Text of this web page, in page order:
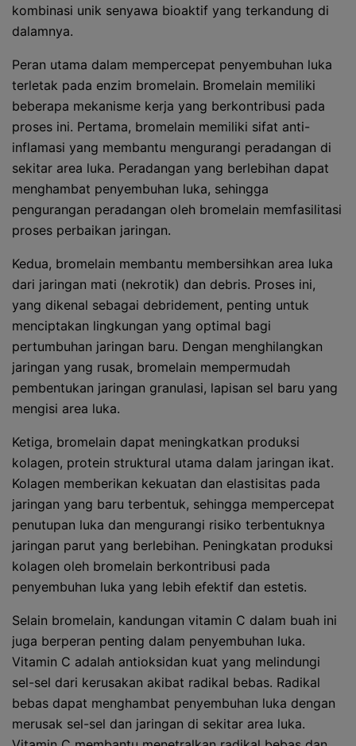
kombinasi unik senyawa bioaktif yang terkandung di
dalamnya.
Peran utama dalam mempercepat penyembuhan luka
terletak pada enzim bromelain. Bromelain memiliki
beberapa mekanisme kerja yang berkontribusi pada
proses ini. Pertama, bromelain memiliki sifat anti-
inflamasi yang membantu mengurangi peradangan di
sekitar area luka. Peradangan yang berlebihan dapat
menghambat penyembuhan luka, sehingga
pengurangan peradangan oleh bromelain memfasilitasi
proses perbaikan jaringan.
Kedua, bromelain membantu membersihkan area luka
dari jaringan mati (nekrotik) dan debris. Proses ini,
yang dikenal sebagai debridement, penting untuk
menciptakan lingkungan yang optimal bagi
pertumbuhan jaringan baru. Dengan menghilangkan
jaringan yang rusak, bromelain mempermudah
pembentukan jaringan granulasi, lapisan sel baru yang
mengisi area luka.
Ketiga, bromelain dapat meningkatkan produksi
kolagen, protein struktural utama dalam jaringan ikat.
Kolagen memberikan kekuatan dan elastisitas pada
jaringan yang baru terbentuk, sehingga mempercepat
penutupan luka dan mengurangi risiko terbentuknya
jaringan parut yang berlebihan. Peningkatan produksi
kolagen oleh bromelain berkontribusi pada
penyembuhan luka yang lebih efektif dan estetis.
Selain bromelain, kandungan vitamin C dalam buah ini
juga berperan penting dalam penyembuhan luka.
Vitamin C adalah antioksidan kuat yang melindungi
sel-sel dari kerusakan akibat radikal bebas. Radikal
bebas dapat menghambat penyembuhan luka dengan
merusak sel-sel dan jaringan di sekitar area luka.